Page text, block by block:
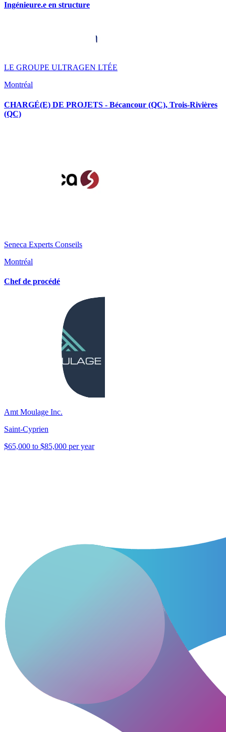
Ingénieure.e en structure
LE GROUPE ULTRAGEN LTÉE
Montréal
CHARGÉ(E) DE PROJETS - Bécancour (QC), Trois-Rivières
(QC)
Seneca Experts Conseils
Montréal
Chef de procédé
Amt Moulage Inc.
Saint-Cyprien
$65,000 to $85,000 per year